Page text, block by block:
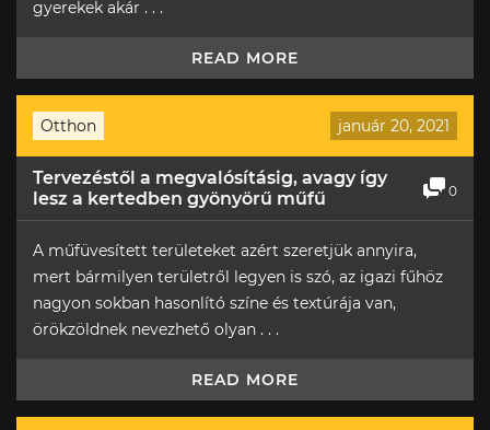
gyerekek akár . . .
READ MORE
Otthon január 20, 2021
Tervezéstől a megvalósításig, avagy így
lesz a kertedben gyönyörű műfű
0
A műfüvesített területeket azért szeretjük annyira,
mert bármilyen területről legyen is szó, az igazi fűhöz
nagyon sokban hasonlító színe és textúrája van,
örökzöldnek nevezhető olyan . . .
READ MORE